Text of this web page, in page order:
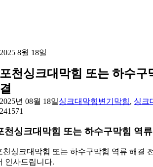
2025 8월 18일
포천싱크대막힘 또는 하수구
결
2025년 08월 18일싱크대막힘변기막힘, 싱크
241571
천싱크대막힘 또는 하수구막힘 역류
천싱크대막힘 또는 하수구막힘 역류 해결
인사드립니다.